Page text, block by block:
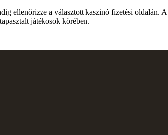
ellenőrizze a választott kaszinó fizetési oldalán.
játékosok körében.